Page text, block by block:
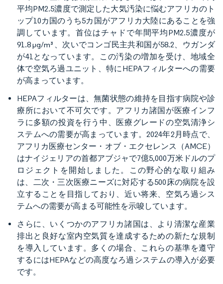
平均PM2.5濃度で測定した大気汚染に悩むアフリカのト
ップ10カ国のうち5カ国がアフリカ大陸にあることを強
調しています。首位はチャドで年間平均PM2.5濃度が
91.8 μg/m³、次いでコンゴ民主共和国が58.2、ウガンダ
が41となっています。この汚染の増加を受け、地域全
体で空気ろ過ユニット、特にHEPAフィルターへの需要
が高まっています。
HEPAフィルターは、無菌状態の維持を目指す病院や診
療所において不可欠です。アフリカ諸国が医療インフ
ラに多額の投資を行う中、医療グレードの空気清浄シ
ステムへの需要が高まっています。2024年2月時点で、
アフリカ医療センター・オブ・エクセレンス（AMCE）
はナイジェリアの首都アブジャで7億5,000万米ドルのプ
ロジェクトを開始しました。この野心的な取り組み
は、二次・三次医療ニーズに対応する500床の病院を設
立することを目指しており、近い将来、空気ろ過シス
テムへの需要が高まる可能性を示唆しています。
さらに、いくつかのアフリカ諸国は、より清潔な産業
排出と良好な室内空気質を達成するための新たな規制
を導入しています。多くの場合、これらの基準を遵守
するにはHEPAなどの高度なろ過システムの導入が必要
です。